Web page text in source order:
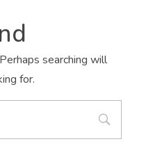
searching will
for.